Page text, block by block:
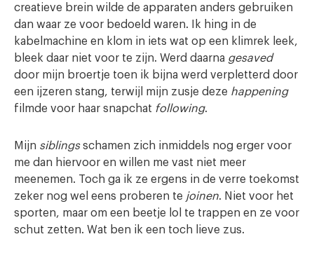
creatieve brein wilde de apparaten anders gebruiken
dan waar ze voor bedoeld waren. Ik hing in de
kabelmachine en klom in iets wat op een klimrek leek,
bleek daar niet voor te zijn. Werd daarna gesaved
door mijn broertje toen ik bijna werd verpletterd door
een ijzeren stang, terwijl mijn zusje deze happening
filmde voor haar snapchat following.
Mijn siblingsschamen zich inmiddels nog erger voor
me dan hiervoor en willen me vast niet meer
meenemen. Toch ga ik ze ergens in de verre toekomst
zeker nog wel eens proberen te joinen. Niet voor het
sporten, maar om een beetje lol te trappen en ze voor
schut zetten. Wat ben ik een toch lieve zus.